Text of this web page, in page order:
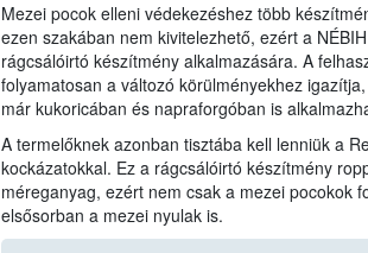
Mezei pocok elleni védekezéshez több
ezen szakában nem kivitelezhető, ezért a
rágcsálóirtó készítmény alkalmazására. A
folyamatosan a változó körülményekhez
már kukoricában és napraforgóban is
A termelőknek azonban tisztába kell lenniük a
kockázatokkal. Ez a rágcsálóirtó készítmény
méreganyag, ezért nem csak a mezei pocokok
elsősorban a mezei nyulak is.